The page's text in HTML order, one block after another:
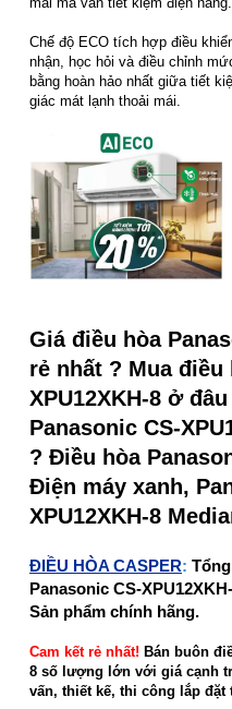
Chế độ ECO tích hợp điều
nhận, học hỏi và điều chỉnh
bằng hoàn hảo nhất giữa tiết
giác mát lạnh thoải mái.
Giá điều hòa
rẻ nhất ? Mua điều
XPU12XKH-8 ở
Panasonic CS-
? Điều hòa
Điện máy xanh,
XPU12XKH-8
ĐIỀU HÒA CASPER:
Panasonic CS-
Sản phẩm chính hãng.
Cam kết rẻ nhất! Bán buôn
8 số lượng lớn với giá cạnh
vấn, thiết kế, thi công lắp đặt